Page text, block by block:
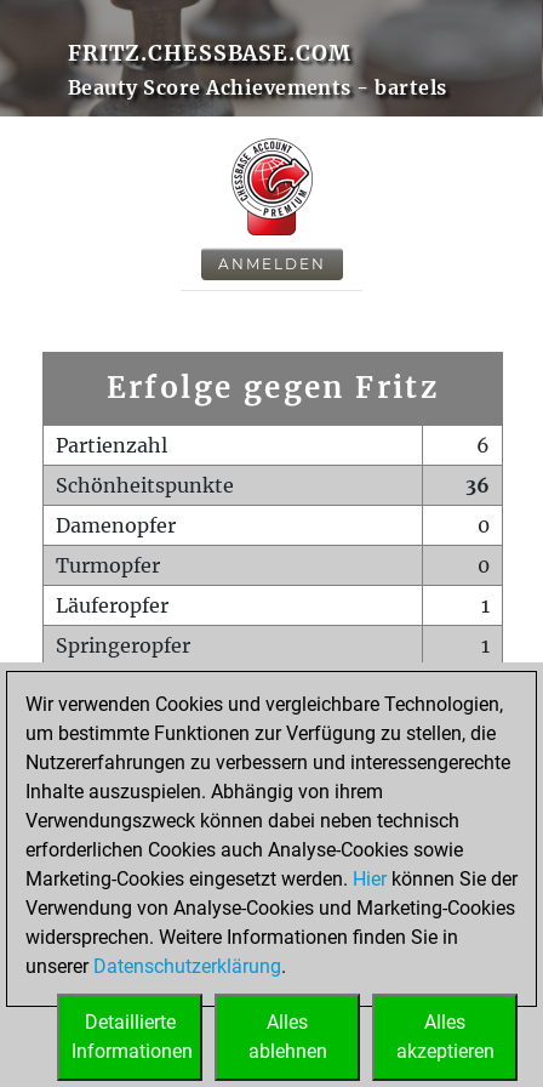
FRITZ.CHESSBASE.COM
Beauty Score Achievements - bartels
ANMELDEN
Erfolge gegen Fritz
Partienzahl
6
Schönheitspunkte
36
Damenopfer
0
Turmopfer
0
Läuferopfer
1
Springeropfer
1
Matt auf vollem Brett
0
Bauer setzt Matt
0
Erstickte Matts
Unterverwandlungen
Türme auf der siebten
0
STARTSEITE
Wir verwenden Cookies und vergleichbare Technologien,
um bestimmte Funktionen zur Verfügung zu stellen, die
Nutzererfahrungen zu verbessern und interessengerechte
Inhalte auszuspielen. Abhängig von ihrem
Verwendungszweck können dabei neben technisch
erforderlichen Cookies auch Analyse-Cookies sowie
Marketing-Cookies eingesetzt werden. Hierkönnen Sie der
Verwendung von Analyse-Cookies und Marketing-Cookies
widersprechen. Weitere Informationen finden Sie in
unserer Datenschutzerklärung.
Alles
akzeptieren
Alles
ablehnen
Detaillierte
Informationen